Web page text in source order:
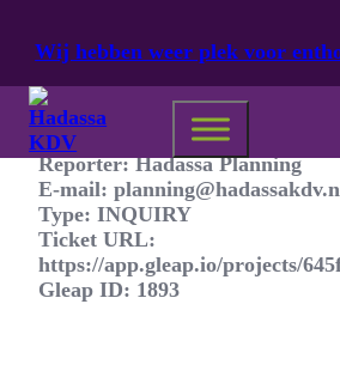
Wij hebben weer plek voor
Reporter: Hadassa Planning
E-mail:
Type: INQUIRY
Ticket URL:
https://app.gleap.io/projects/
Gleap ID: 1893